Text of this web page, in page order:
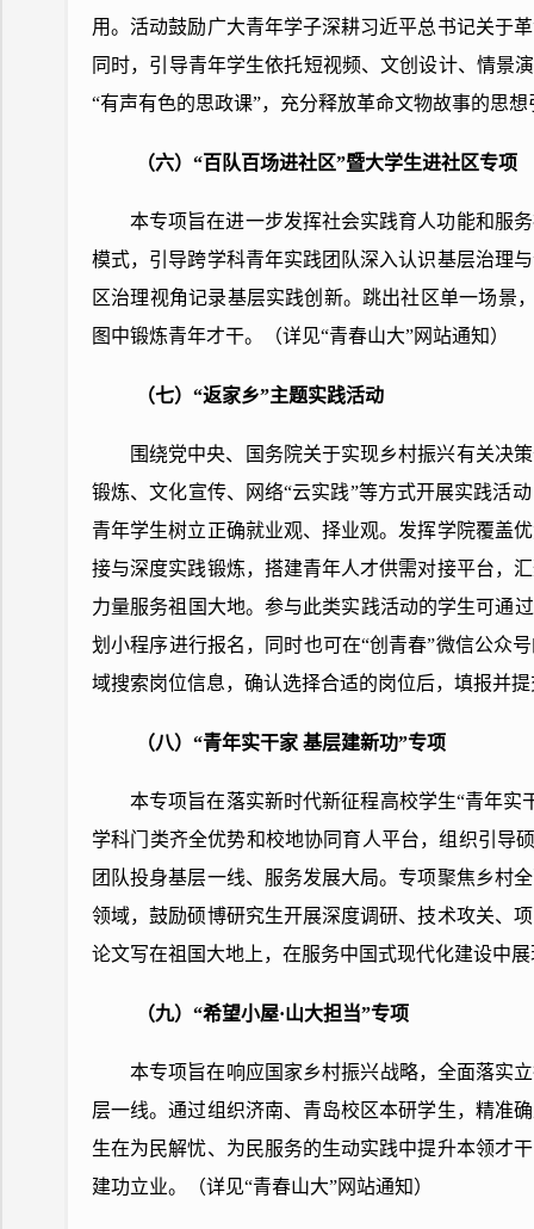
用。活动鼓励广大青年学子深耕习近平总书记关于
同时，引导青年学生依托短视频、文创设计、情景
“有声有色的思政课”，充分释放革命文物故事的思
（六）“百队百场进社区”暨大学生进社区专项
本专项旨在进一步发挥社会实践育人功能和服
模式，引导跨学科青年实践团队深入认识基层治理
区治理视角记录基层实践创新。跳出社区单一场景
图中锻炼青年才干。（详见“青春山大”网站通知）
（七）“返家乡”主题实践活动
围绕党中央、国务院关于实现乡村振兴有关决
锻炼、文化宣传、网络“云实践”等方式开展实践活
青年学生树立正确就业观、择业观。发挥学院覆盖
接与深度实践锻炼，搭建青年人才供需对接平台，
力量服务祖国大地。参与此类实践活动的学生可通
划小程序进行报名，同时也可在“创青春”微信公众
域搜索岗位信息，确认选择合适的岗位后，填报并
（八）“青年实干家 基层建新功”专项
本专项旨在落实新时代新征程高校学生“青年
学科门类齐全优势和校地协同育人平台，组织引导
团队投身基层一线、服务发展大局。专项聚焦乡村
领域，鼓励硕博研究生开展深度调研、技术攻关、
论文写在祖国大地上，在服务中国式现代化建设中
（九）“希望小屋·山大担当”专项
本专项旨在响应国家乡村振兴战略，全面落实
层一线。通过组织济南、青岛校区本研学生，精准
生在为民解忧、为民服务的生动实践中提升本领才
建功立业。（详见“青春山大”网站通知）